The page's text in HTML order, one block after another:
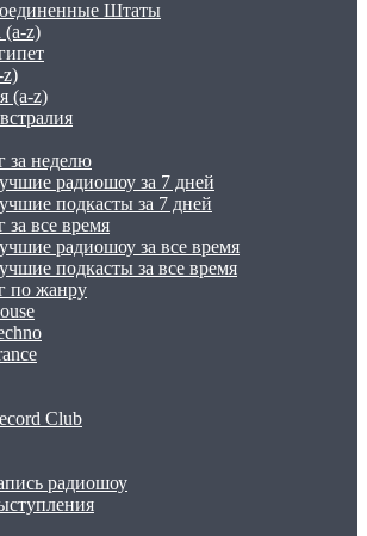
Штаты
z)
z)
(a-z)
за неделю
радиошоу за 7 дней
подкасты за 7 дней
за все время
радиошоу за все время
подкасты за все время
по жанру
Club
радиошоу